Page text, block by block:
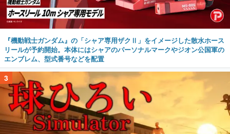
『機動戦士ガンダム』の「シャア専用ザクⅡ」をイメージした散水ホース
リールが予約開始。本体にはシャアのパーソナルマークやジオン公国軍の
エンブレム、型式番号などを配置
3